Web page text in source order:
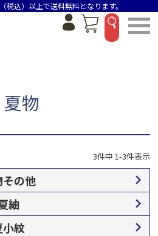
税込）以上で送料無料となります。
夏物
3件中 1-3件表示
その他
紬
小紋
す）
しない